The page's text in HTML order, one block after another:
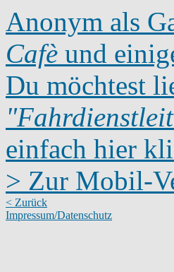
Anonym als
Cafè und
Du möchtest
einfach hier
> Zur Mobil-
< Zurück
Impressum/Datenschutz